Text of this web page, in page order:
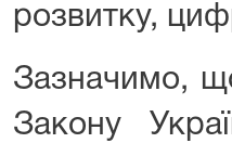
розвитку,
Зазначимо, що
Закону